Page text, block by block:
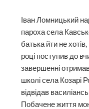
Іван Ломницький
пароха села
батька йти не
році поступив до
завершенні
школі села Козарі
відвідав
Побачене життя